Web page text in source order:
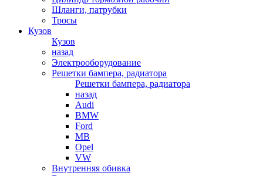
Шланги, патрубки
Тросы
Кузов
Кузов
назад
Электрооборудование
Решетки бампера, радиатора
Решетки бампера, радиатора
назад
Audi
BMW
Ford
MB
Opel
VW
Внутренняя обивка